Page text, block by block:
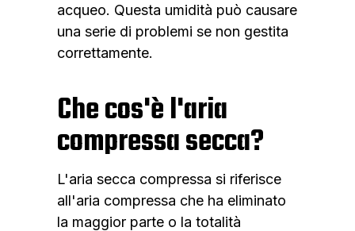
acqueo. Questa umidità può causare
una serie di problemi se non gestita
correttamente.
Che cos'è l'aria
compressa secca?
L'aria secca compressa si riferisce
all'aria compressa che ha eliminato
la maggior parte o la totalità